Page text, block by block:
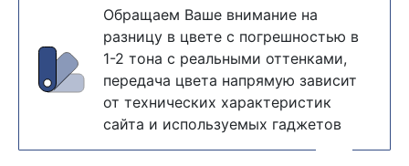
Обращаем Ваше внимание на
разницу в цвете с погрешностью в
1-2 тона с реальными оттенками,
передача цвета напрямую зависит
от технических характеристик
сайта и используемых гаджетов